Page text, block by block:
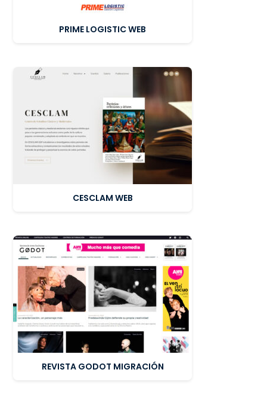
PRIME LOGISTIC WEB
CESCLAM WEB
REVISTA GODOT MIGRACIÓN